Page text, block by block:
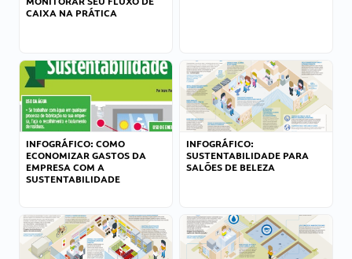
CAIXA NA PRÁTICA
INFOGRÁFICO: COMO
ECONOMIZAR GASTOS DA
EMPRESA COM A
SUSTENTABILIDADE
INFOGRÁFICO:
SUSTENTABILIDADE PARA
SALÕES DE BELEZA